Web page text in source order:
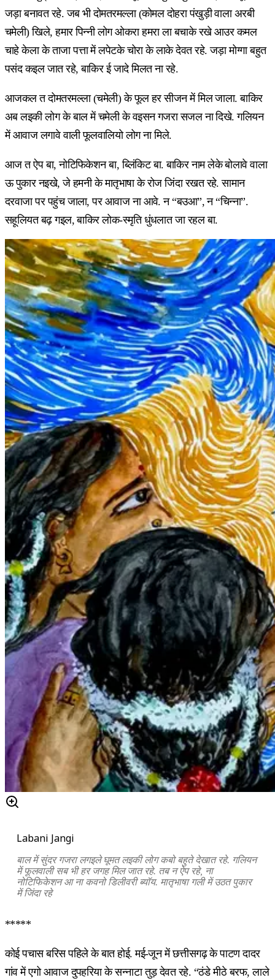
जड़ा बनावत रहे. जब भी दोमतरमल्ला (कोमल दोहरा पंखुड़ी वाला अरबी
चमेली) खिले, हमार पिन्नी लोग ओकरा हमरा ला बचाके रखे आउर कमल
चाहे केला के ताजा पत्ता में लपेटके चोरा के लाके देवत रहे. जड़ा मोग्गा बहुत
पसंद कइल जात रहे, बाकिर ई जादे मिलत ना रहे.
आजकल त दोमतरमल्ला (चमेली) के फूल हर सीजन में मिल जाला. बाकिर
अब लइकी लोग के बाल में चमेली के वइसन गजरा सजल ना दिखे. गलियन
में आवाज लगावे वाली फूलवालियो लोग ना मिले.
आज त ऐप बा, नोटिफिकेशन बा, ब्लिंकिट बा. बाकिर नाम लेके बोलावे वाला
ऊ पुकार नइखे, जे हमनी के मातृभाषा के रोज जिंदा रखत रहे. सामान
दरवाजा पर पहुंच जाला, पर आवाज ना आवे. न “बउआ”, न “चिन्ना”.
सहूलियत बढ़ गइल, बाकिर लोक-स्मृति धुंधलात जा रहल बा.
Labani Jangi
बाल में सुंदर गजरा लगइले घूमत लइकी लोग कबो बहुते देखात रहे. गलियन
में फूलवाली सब भी हर जगह मिल जात रहे. तब न ऐप रहे, ना
नोटिफिकेशन आ ना कवनो डिलीवरी ब्यॉय. मातृभाषा गली में उठत पुकार
में जिंदा रहे
*****
कोई पचास बरिस पहिले के बात होई. मई-जून में छत्तीसगढ़ के पाटण दादर
गांव में एगो आवाज दुपहरिया के सन्नाटा तुड़ देवत रहे. “ठंडे मीठे बरफ, लाले